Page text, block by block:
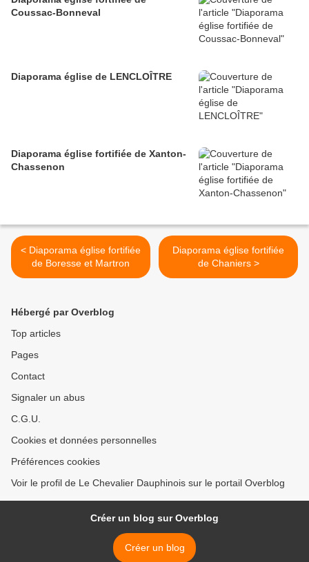
Coussac-Bonneval
Diaporama église de LENCLOÎTRE
Diaporama église fortifiée de Xanton-
Chassenon
< Diaporama église fortifiée
de Boresse et Martron
Diaporama église fortifiée
de Chaniers >
Hébergé par Overblog
Top articles
Pages
Contact
Signaler un abus
C.G.U.
Cookies et données personnelles
Préférences cookies
Voir le profil de Le Chevalier Dauphinois sur le portail Overblog
Créer un blog sur Overblog
Créer un blog